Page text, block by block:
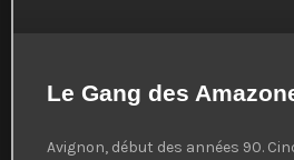
Le Gang des
Avignon, début des années 90.